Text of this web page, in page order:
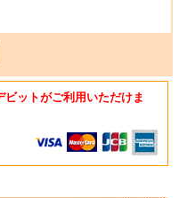
ットがご利用いただけま